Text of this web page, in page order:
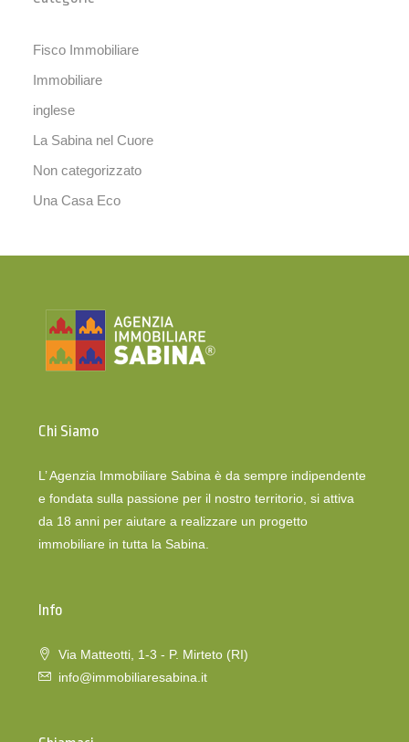
Fisco Immobiliare
Immobiliare
inglese
La Sabina nel Cuore
Non categorizzato
Una Casa Eco
Chi Siamo
L’ Agenzia Immobiliare Sabina è da sempre indipendente
e fondata sulla passione per il nostro territorio, si attiva
da 18 anni per aiutare a realizzare un progetto
immobiliare in tutta la Sabina.
Info
Via Matteotti, 1-3 - P. Mirteto (RI)
info@immobiliaresabina.it